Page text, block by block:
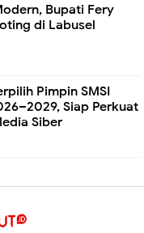
Bupati Fery
di Labusel
Pimpin SMSI
Siap Perkuat
Siber